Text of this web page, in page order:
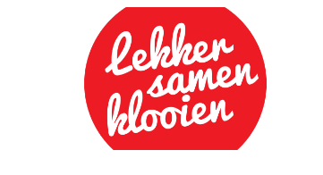
LEKKER SAMEN
KLOOIEN